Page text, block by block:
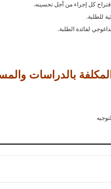
كل إجراء من أجل تحسينه.
للطلبة.
لفائدة الطلبة.
بالدراسات